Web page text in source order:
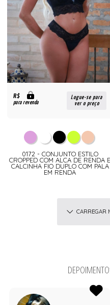
R$
para revenda
Logue-se para
ver o preço
0172 - CONJUNTO ESTILO
CROPPED COM ALCA DE RENDA E
CALCINHA FIO DUPLO COM PALA
EM RENDA
CARREGAR